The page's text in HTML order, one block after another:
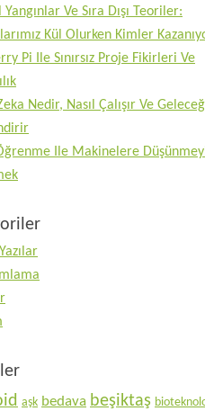
Yangınlar Ve Sıra Dışı Teoriler:
Kül Olurken Kimler
Pi Ile Sınırsız Proje Fikirleri Ve
Nedir, Nasıl Çalışır Ve
Ile Makinelere
aşk bedava beşiktaş